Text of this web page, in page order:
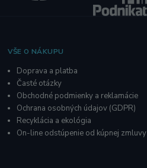
VŠE O NÁKUPU
Doprava a platba
Časté otázky
Obchodné podmienky a reklamácie
Ochrana osobných údajov (GDPR)
Recyklácia a ekológia
On-line odstúpenie od kúpnej zmluvy